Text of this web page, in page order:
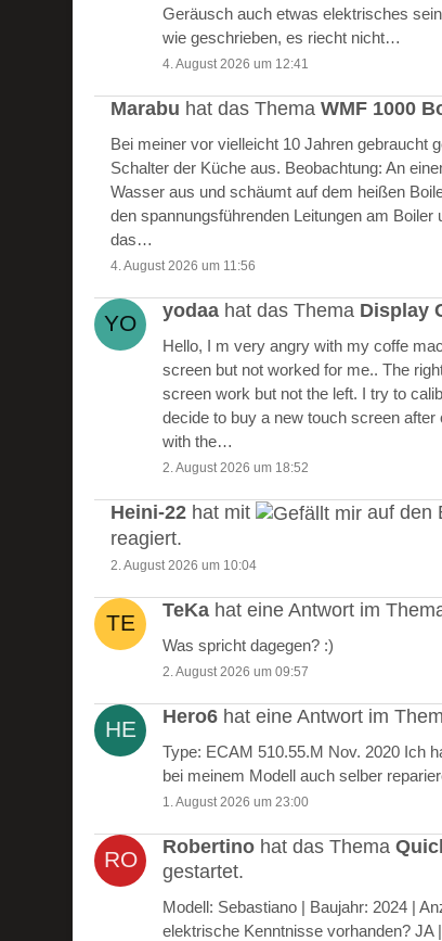
Geräusch auch etwas elektrisches
wie geschrieben, es riecht nicht…
4. August 2026 um 12:41
Marabu hat das ThemaWMF 1000
Bei meiner vor vielleicht 10 Jahren gebraucht
Schalter der Küche aus. Beobachtung: An
Wasser aus und schäumt auf dem heißen
den spannungsführenden Leitungen am
das…
4. August 2026 um 11:56
yodaa hat das Thema Display
Hello, I m very angry with my coffe
screen but not worked for me.. The
screen work but not the left. I try to
decide to buy a new touch screen
with the…
2. August 2026 um 18:52
Heini-22 hat mit auf den
reagiert.
2. August 2026 um 10:04
TeKa hat eine Antwort im
Was spricht dagegen? :)
2. August 2026 um 09:57
Hero6 hat eine Antwort im
Type: ECAM 510.55.M Nov. 2020 Ich
bei meinem Modell auch selber
1. August 2026 um 23:00
Robertino hat das Thema
gestartet.
Modell: Sebastiano | Baujahr: 2024 |
elektrische Kenntnisse vorhanden?